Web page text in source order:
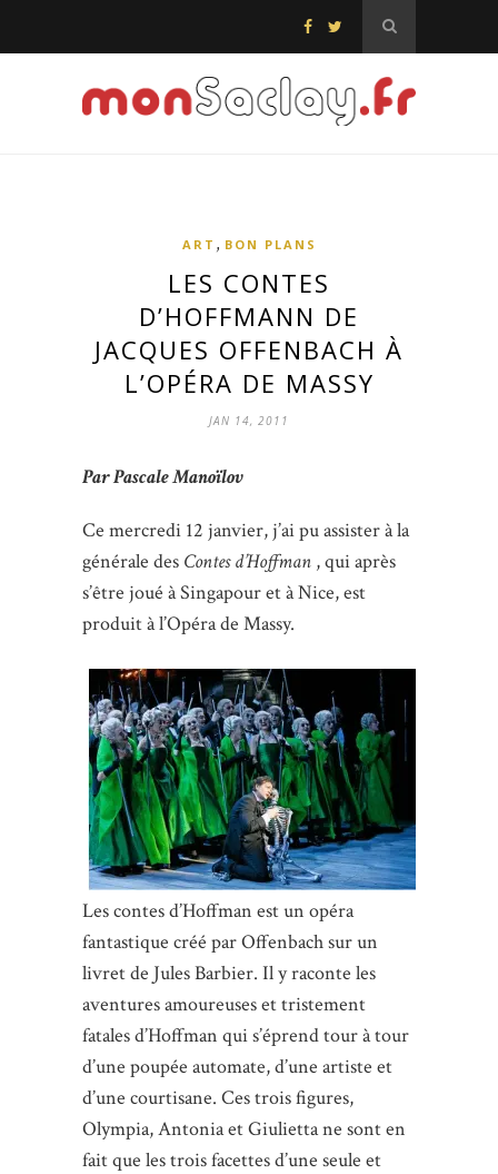
ART , BON PLANS
LES CONTES
D’HOFFMANN DE
JACQUES OFFENBACH À
L’OPÉRA DE MASSY
JAN 14, 2011
Par Pascale Manoïlov
Ce mercredi 12 janvier, j’ai pu assister à la
générale des Contes d’Hoffman , qui après
s’être joué à Singapour et à Nice, est
produit à l’Opéra de Massy.
Les contes d’Hoffman est un opéra
fantastique créé par Offenbach sur un
livret de Jules Barbier. Il y raconte les
aventures amoureuses et tristement
fatales d’Hoffman qui s’éprend tour à tour
d’une poupée automate, d’une artiste et
d’une courtisane. Ces trois figures,
Olympia, Antonia et Giulietta ne sont en
fait que les trois facettes d’une seule et